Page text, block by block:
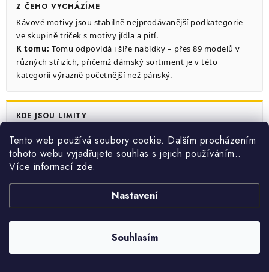
Tento web používá soubory cookie. Dalším procházením
tohoto webu vyjadřujete souhlas s jejich používáním..
Více informací zde.
Nastavení
Souhlasím
Z ČEHO VYCHÁZÍME
Kávové motivy jsou stabilně nejprodávanější podkategorie
ve skupině triček s motivy jídla a pití.
K tomu: Tomu odpovídá i šíře nabídky – přes 89 modelů v
různých střizích, přičemž dámský sortiment je v této
kategorii výrazně početnější než pánský.
KDE JSOU LIMITY
oversize modely jsou aktuálně výhradně dámskou záležitostí.
K tomu:Muž, který hledá volnější střih s kávovým motivem,
zvolí klasické tričko s dlouhým rukávem nebo V výstřihem –
obojí je v kategorii dostupné.
Kategorie neobsahuje kávové doplňky jako hrnky, plecháčky
nebo zástěry – ty najdete v samostatných sekcích.